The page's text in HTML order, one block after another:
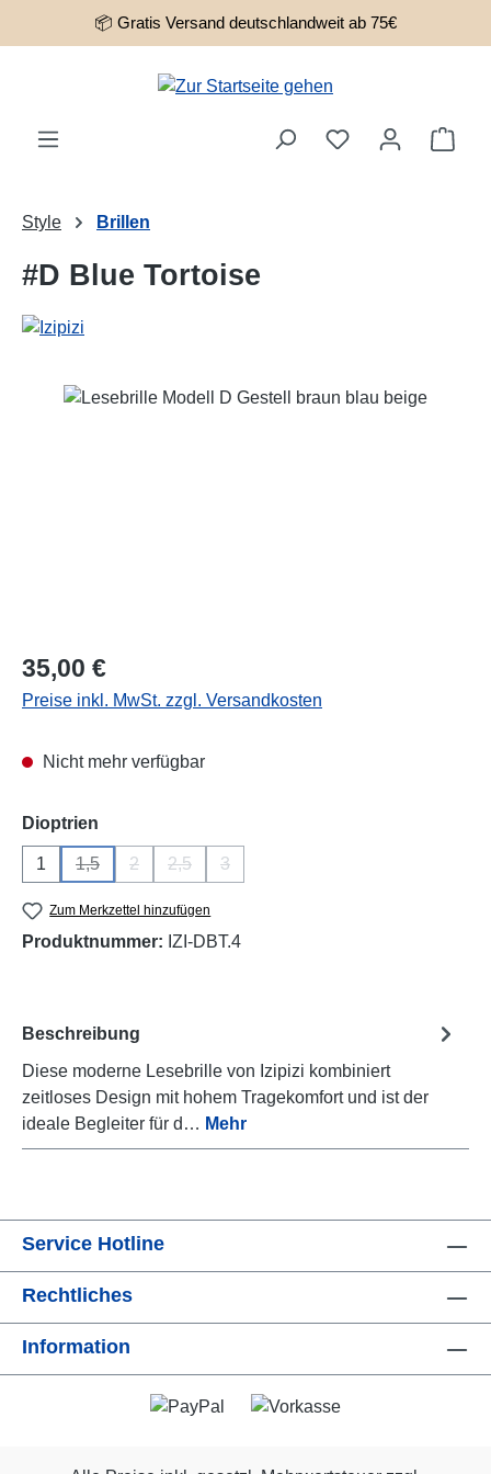
Zum Hauptinhalt springen
📦 Gratis Versand deutschlandweit ab 75€
Style Brillen
#D Blue Tortoise
Bildergalerie überspringen
Regulärer Preis:
35,00 €
Preise inkl. MwSt. zzgl. Versandkosten
Nicht mehr verfügbar
Dioptrien
1 1,5
(Diese Option ist zurzeit nicht verfügbar.)
2
(Diese Option ist zurzeit nicht verfügbar.)
2,5
(Diese Option ist zurzeit nicht verfügbar.)
3
Zum Merkzettel hinzufügen
Produktnummer: IZI-DBT.4
Beschreibung
Diese moderne Lesebrille von Izipizi kombiniert
zeitloses Design mit hohem Tragekomfort und ist der
ideale Begleiter für d… Mehr
Service Hotline
Rechtliches
Information